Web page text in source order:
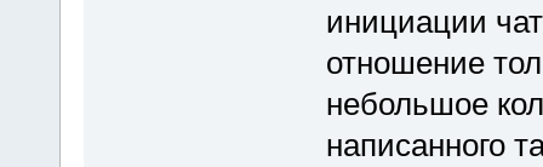
инициации
отношение
небольшое
написанного